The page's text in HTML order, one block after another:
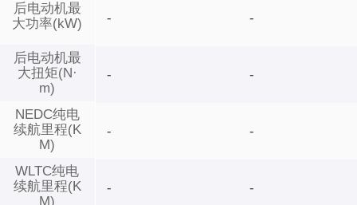
后电动机最
大功率(kW)
后电动机最
大扭矩(N·
m)
NEDC纯电
续航里程(K
M)
WLTC纯电
续航里程(K
M)
- -
- -
- -
- -